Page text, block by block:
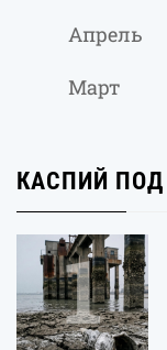
Апрель
Март
КАСПИЙ ПОД
1